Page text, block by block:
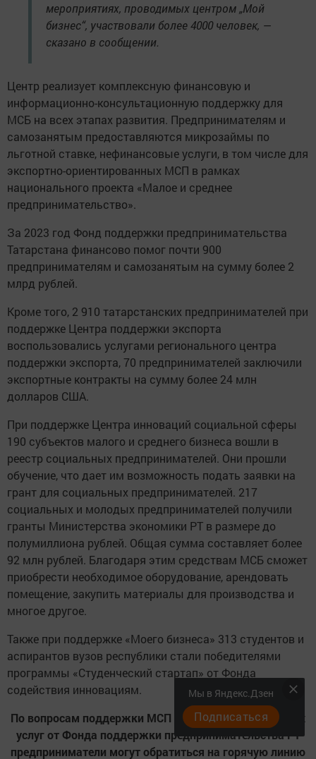
мероприятиях, проводимых центром „Мой
бизнес“, участвовали более 4000 человек, —
сказано в сообщении.
Центр реализует комплексную финансовую и
информационно-консультационную поддержку для
МСБ на всех этапах развития. Предпринимателям и
самозанятым предоставляются микрозаймы по
льготной ставке, нефинансовые услуги, в том числе для
экспортно-ориентированных МСП в рамках
национального проекта «Малое и среднее
предпринимательство».
За 2023 год Фонд поддержки предпринимательства
Татарстана финансово помог почти 900
предпринимателям и самозанятым на сумму более 2
млрд рублей.
Кроме того, 2 910 татарстанских предпринимателей при
поддержке Центра поддержки экспорта
воспользовались услугами регионального центра
поддержки экспорта, 70 предпринимателей заключили
экспортные контракты на сумму более 24 млн
долларов США.
При поддержке Центра инноваций социальной сферы
190 субъектов малого и среднего бизнеса вошли в
реестр социальных предпринимателей. Они прошли
обучение, что дает им возможность подать заявки на
грант для социальных предпринимателей. 217
социальных и молодых предпринимателей получили
гранты Министерства экономики РТ в размере до
полумиллиона рублей. Общая сумма составляет более
92 млн рублей. Благодаря этим средствам МСБ сможет
приобрести необходимое оборудование, арендовать
помещение, закупить материалы для производства и
многое другое.
Также при поддержке «Моего бизнеса» 313 студентов и
аспирантов вузов республики стали победителями
программы «Студенческий стартап» от Фонда
содействия инновациям.
По вопросам поддержки МСП и получения бесплатных
услуг от Фонда поддержки предпринимательства РТ
предприниматели могут обратиться на горячую линию
Мы в Яндекс.Дзен
Подписаться